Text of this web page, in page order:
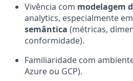
Vivência com modelagem
analytics, especialmente em
semântica (métricas,
conformidade).
Familiaridade com
Azure ou GCP).